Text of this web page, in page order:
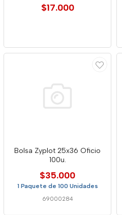
$17.000
Bolsa Zyplot 25x36 Oficio
100u.
$35.000
1 Paquete de 100 Unidades
69000284